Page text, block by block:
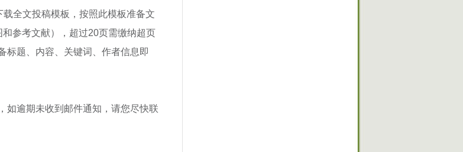
全文投稿模板，按照此模板准备文
参考文献），超过20页需缴纳超页
标题、内容、关键词、作者信息即
如逾期未收到邮件通知，请您尽快联